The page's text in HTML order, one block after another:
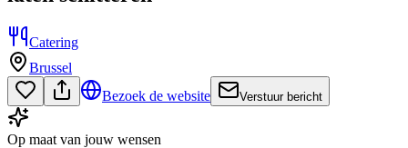
Catering
Brussel
Bezoek de website
Verstuur bericht
Op maat van jouw wensen